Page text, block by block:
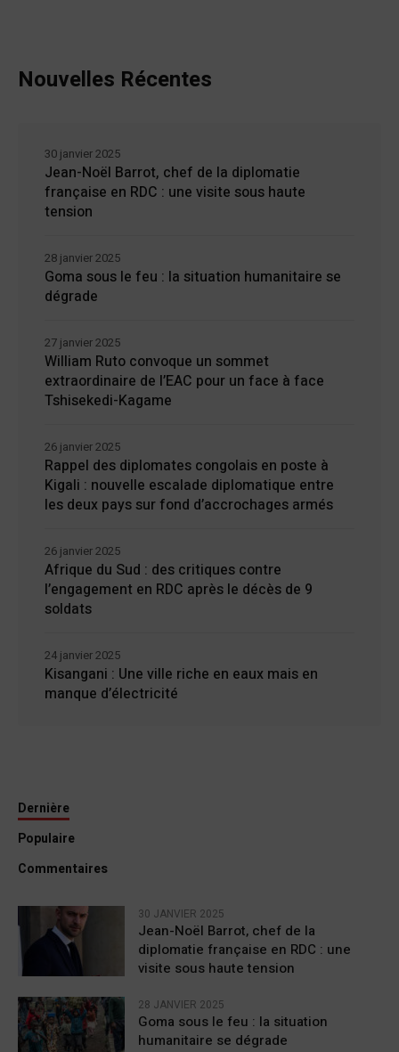
Nouvelles Récentes
Jean-Noël Barrot, chef de la diplomatie
française en RDC : une visite sous haute
tension
30 janvier 2025
Goma sous le feu : la situation humanitaire se
dégrade
28 janvier 2025
William Ruto convoque un sommet
extraordinaire de l’EAC pour un face à face
Tshisekedi-Kagame
27 janvier 2025
Rappel des diplomates congolais en poste à
Kigali : nouvelle escalade diplomatique entre
les deux pays sur fond d’accrochages armés
26 janvier 2025
Afrique du Sud : des critiques contre
l’engagement en RDC après le décès de 9
soldats
26 janvier 2025
Kisangani : Une ville riche en eaux mais en
manque d’électricité
24 janvier 2025
Dernière
Populaire
Commentaires
30 JANVIER 2025
Jean-Noël Barrot, chef de la
diplomatie française en RDC : une
visite sous haute tension
28 JANVIER 2025
Goma sous le feu : la situation
humanitaire se dégrade